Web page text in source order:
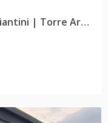
🏡 Apartamento en alquiler | Piantini | Torre Armonía 17 | G6